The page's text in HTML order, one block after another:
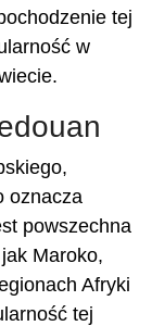
tej
w
oznacza
powszechna
Maroko,
Afryki
tej